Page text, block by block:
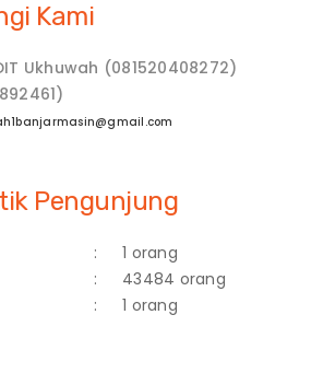
Kami
Ukhuwah (081520408272)
Pengunjung
:
1 orang
:
43484 orang
: 1 orang